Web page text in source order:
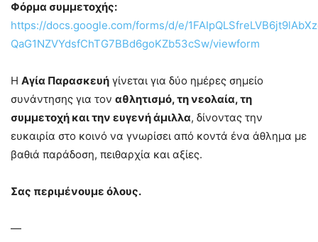
Φόρμα συμμετοχής:
https://docs.google.com/forms/d/e/
QaG1NZVYdsfChTG7BBd6goKZb53cSw/viewform
Η Αγία Παρασκευή γίνεται για δύο ημέρες σημείο
συνάντησης για τον αθλητισμό, τη νεολαία, τη
συμμετοχή και την ευγενή άμιλλα, δίνοντας την
ευκαιρία στο κοινό να γνωρίσει από κοντά ένα άθλημα με
βαθιά παράδοση, πειθαρχία και αξίες.
Σας περιμένουμε όλους.
—